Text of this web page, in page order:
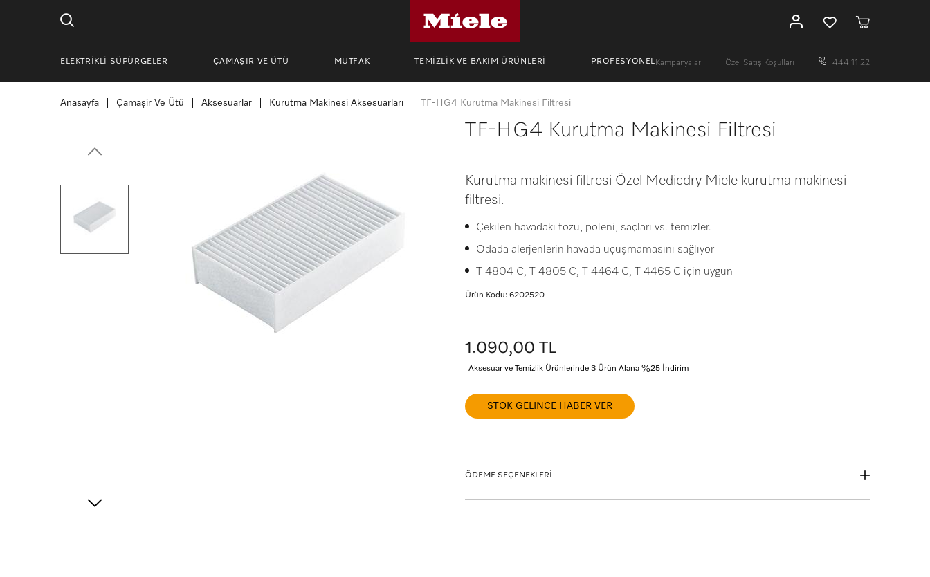
ELEKTRİKLİ SÜPÜRGELER ÇAMAŞIR VE ÜTÜ MUTFAK TEMİZLİK VE BAKIM ÜRÜNLERİ PROFESYONEL Kampanyalar Özel Satış Koşulları 444 11 22
Anasayfa Çamaşir Ve Ütü Aksesuarlar Kurutma Makinesi Aksesuarları TF-HG4 Kurutma Makinesi Filtresi
TF-HG4 Kurutma Makinesi Filtresi
Kurutma makinesi filtresi Özel Medicdry Miele kurutma makinesi
filtresi.
Çekilen havadaki tozu, poleni, saçları vs. temizler.
Odada alerjenlerin havada uçuşmamasını sağlıyor
T 4804 C, T 4805 C, T 4464 C, T 4465 C için uygun
Ürün Kodu: 6202520
1.090,00 TL
Aksesuar ve Temizlik Ürünlerinde 3 Ürün Alana %25 İndirim
STOK GELINCE HABER VER
ÖDEME SEÇENEKLERİ